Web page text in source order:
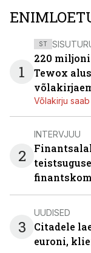
1
ST
220
Tewox
Võlakirju
2
INTERVJUU
3
UUDISED
Citadele
euroni,